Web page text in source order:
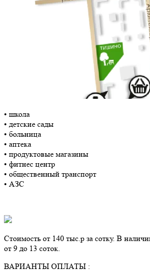
• школа
• детские сады
• больница
• аптека
• продуктовые магазины
• фитнес центр
• общественный транспорт
• АЗС
Стоимость от 140 тыс.р за сотку. В
от 9 до 13 соток.
ВАРИАНТЫ ОПЛАТЫ :